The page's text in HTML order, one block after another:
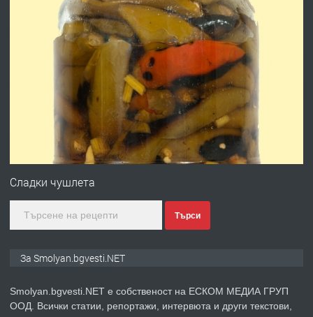
преди 2 години
УДЪЛЖАВАНЕ НА ЧОВЕШКИЯТ
ЖИВОТ И ПОДОБРЯВАНЕ НА
НЕГОВОТО КАЧЕСТВО
преди 2 години
Имот в Северна Гърция, до Кавала
преди 2 години
Сладки чушлета
Търси
За Smolyan.bgvesti.NET
Smolyan.bgvesti.NET е собственост на ЕСКОМ МЕДИА ГРУП
ООД. Всички статии, репортажи, интервюта и други текстови,